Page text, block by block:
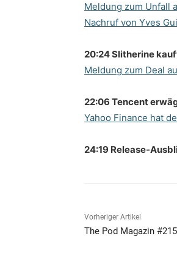
Meldung zum Unfall
Nachruf von Yves
20:24 Slitherine
Meldung zum Deal
22:06 Tencent
Yahoo Finance hat
24:19 Release-
Vorheriger Artikel
The Pod Magazin #215